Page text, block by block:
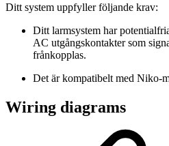
Ditt system uppfyller följande krav:
Ditt larmsystem har
AC utgångskontakter som
frånkopplas.
Det är kompatibelt med Niko-
Wiring diagrams